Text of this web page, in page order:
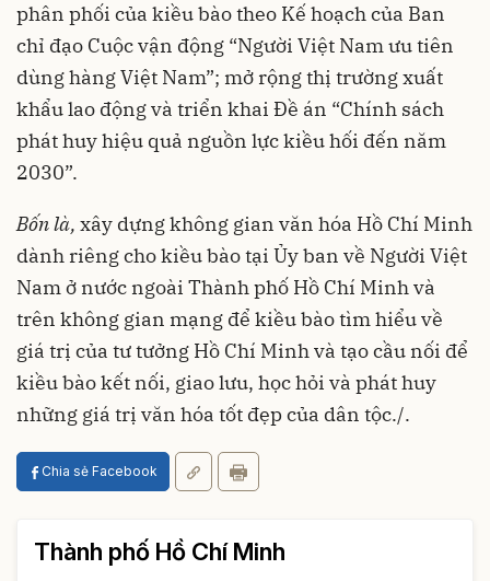
phân phối của kiều bào theo Kế hoạch của Ban
chỉ đạo Cuộc vận động “Người Việt Nam ưu tiên
dùng hàng Việt Nam”; mở rộng thị trường xuất
khẩu lao động và triển khai Đề án “Chính sách
phát huy hiệu quả nguồn lực kiều hối đến năm
2030”.
Bốn là, xây dựng không gian văn hóa Hồ Chí Minh
dành riêng cho kiều bào tại Ủy ban về Người Việt
Nam ở nước ngoài Thành phố Hồ Chí Minh và
trên không gian mạng để kiều bào tìm hiểu về
giá trị của tư tưởng Hồ Chí Minh và tạo cầu nối để
kiều bào kết nối, giao lưu, học hỏi và phát huy
những giá trị văn hóa tốt đẹp của dân tộc./.
Chia sẻ Facebook
Thành phố Hồ Chí Minh